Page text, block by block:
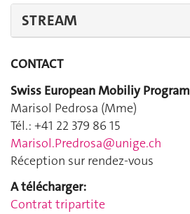
STREAM
CONTACT
Swiss European Mobiliy Program
Marisol Pedrosa (Mme)
Tél.: +41 22 379 86 15
Marisol.Predrosa@unige.ch
Réception sur rendez-vous
A télécharger:
Contrat tripartite